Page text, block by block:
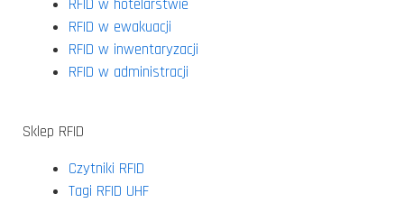
RFID w hotelarstwie
RFID w ewakuacji
RFID w inwentaryzacji
RFID w administracji
Sklep RFID
Czytniki RFID
Tagi RFID UHF